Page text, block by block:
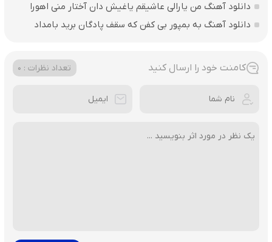
دانلود آهنگ من یارالی عاشیقم یاغیش دان آختار منی اهورا
دانلود آهنگ به بمپور بی کفن که سقف پادگان برید بامداد
کامنت خود را ارسال کنید تعداد نظرات : 0